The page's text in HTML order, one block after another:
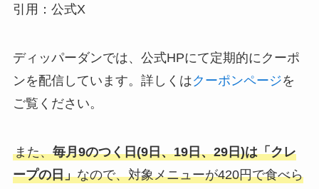
引用：公式X
ディッパーダンでは、公式HPにて定期的にクーポ
ンを配信しています。詳しくはクーポンページを
ご覧ください。
また、毎月9のつく日(9日、19日、29日)は「クレ
ープの日」なので、対象メニューが420円で食べら